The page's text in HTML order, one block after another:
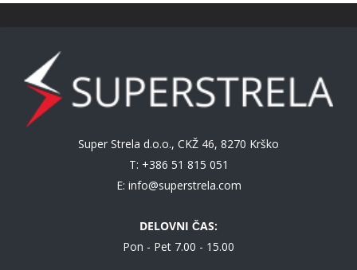
Super Strela d.o.o., CKŽ 46, 8270 Krško
T: +386 51 815 051
E: info@superstrela.com
DELOVNI ČAS:
Pon - Pet 7.00 - 15.00